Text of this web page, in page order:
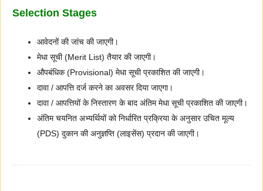
Selection Stages
आवेदनों की जांच की जाएगी।
मेधा सूची (Merit List) तैयार की जाएगी।
औपबंधिक (Provisional) मेधा सूची प्रकाशित की जाएगी।
दावा / आपत्ति दर्ज करने का अवसर दिया जाएगा।
दावा / आपत्तियों के निस्तारण के बाद अंतिम मेधा सूची प्रकाशित की जाएगी।
अंतिम चयनित अभ्यर्थियों को निर्धारित प्रक्रिया के अनुसार उचित मूल्य
(PDS) दुकान की अनुज्ञप्ति (लाइसेंस) प्रदान की जाएगी।